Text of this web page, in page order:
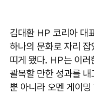
김대환 HP 코리아 대
하나의 문화로 자리
띠게 됐다. HP는 이러
괄목할 만한 성과를
뿐 아니라 오멘 게이밍